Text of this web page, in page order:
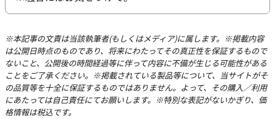
※本記事の文責は当該執筆者(もしくはメディア)に属します。※掲載内容
は公開日時点のものであり、将来にわたってその真正性を保証するもので
ないこと、公開後の時間経過等に伴って内容に不備が生じる可能性がある
ことをご了承ください。※掲載されている製品等について、当サイトがそ
の品質等を十全に保証するものではありません。よって、その購入／利用
にあたっては自己責任にてお願いします。※特別な表記がないかぎり、価
格情報は税込です。